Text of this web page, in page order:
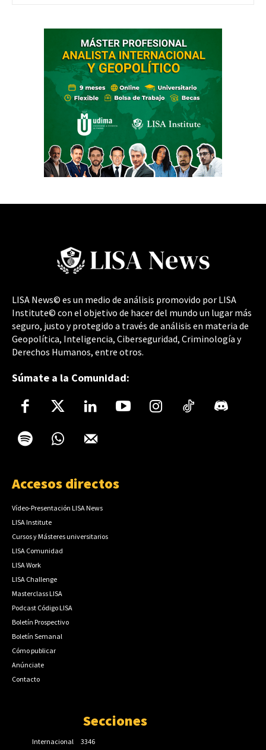
LISA News© es un medio de análisis promovido por LISA
Institute© con el objetivo de hacer del mundo un lugar más
seguro, justo y protegido a través de análisis en materia de
Geopolítica, Inteligencia, Ciberseguridad, Criminología y
Derechos Humanos, entre otros.
Súmate a la Comunidad:
Accesos directos
Vídeo-Presentación LISA News
LISA Institute
Cursos y Másteres universitarios
LISA Comunidad
LISA Work
LISA Challenge
Masterclass LISA
Podcast Código LISA
Boletín Prospectivo
Boletín Semanal
Cómo publicar
Anúnciate
Contacto
Secciones
Internacional
3346